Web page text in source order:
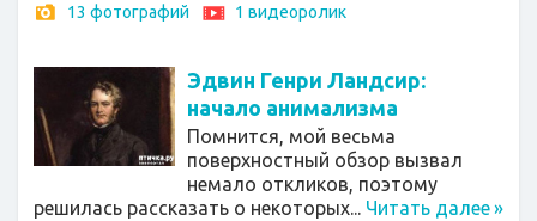
13 фотографий 1 видеоролик
Эдвин Генри Ландсир:
начало анимализма
Помнится, мой весьма
поверхностный обзор вызвал
немало откликов, поэтому
решилась рассказать о некоторых... Читать далее»